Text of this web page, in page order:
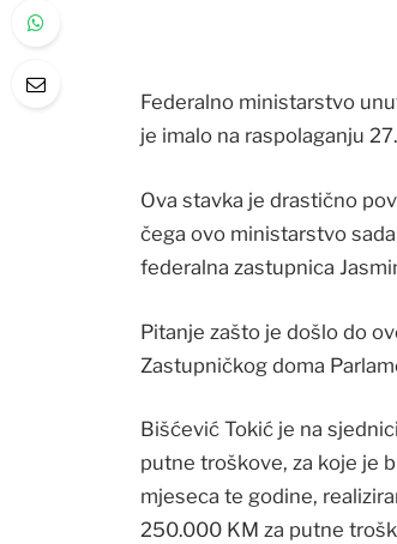
Federalno ministarstvo
je imalo na raspolaganju
Ova stavka je drastično
čega ovo ministarstvo
federalna zastupnica
Pitanje zašto je došlo do
Zastupničkog doma
Bišćević Tokić je na
putne troškove, za koje je
mjeseca te godine,
250.000 KM za putne